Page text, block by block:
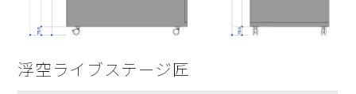
浮空ライブステージ匠